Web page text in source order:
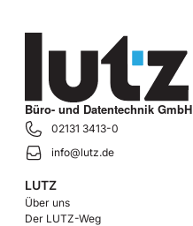
Büro- und Datentechnik GmbH
02131 3413-0
info@lutz.de
LUTZ
Über uns
Der LUTZ-Weg